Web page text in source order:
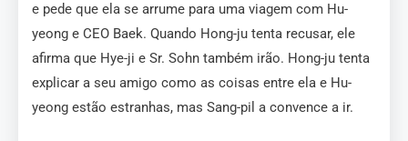
e pede que ela se arrume para uma viagem com Hu-
yeong e CEO Baek. Quando Hong-ju tenta recusar, ele
afirma que Hye-ji e Sr. Sohn também irão. Hong-ju tenta
explicar a seu amigo como as coisas entre ela e Hu-
yeong estão estranhas, mas Sang-pil a convence a ir.